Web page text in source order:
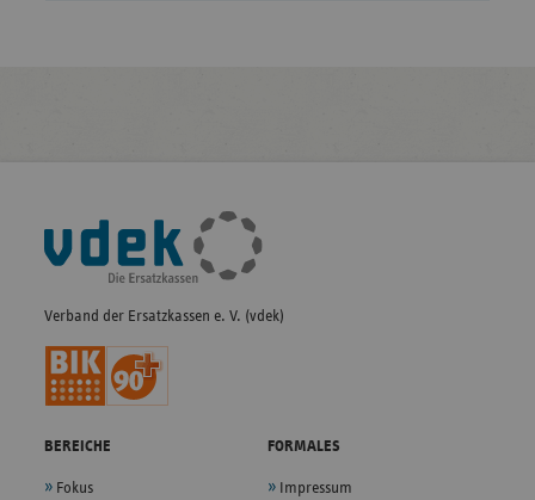
Fußleisten-
Navigation
Verband der Ersatzkassen e. V. (vdek)
BEREICHE
Fokus
FORMALES
Impressum